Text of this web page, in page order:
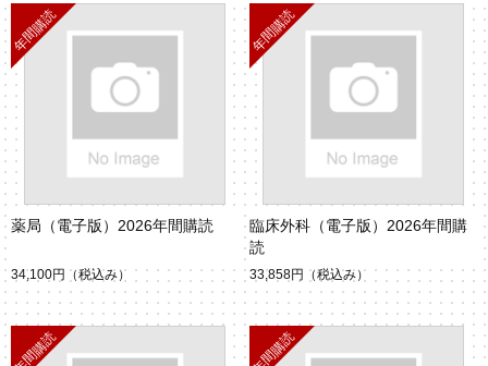
薬局（電子版）2026年間購読
34,100円 （税込み）
臨床外科（電子版）2026年間購
読
33,858円 （税込み）